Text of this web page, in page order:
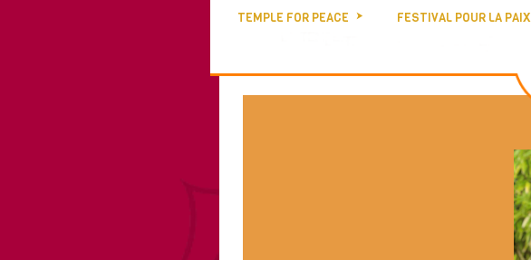
TEMPLE FOR PEACE FESTIVAL POUR LA PAIX